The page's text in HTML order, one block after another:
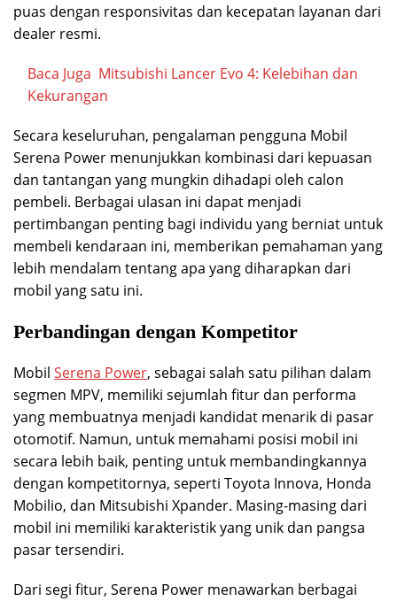
puas dengan responsivitas dan kecepatan layanan dari
dealer resmi.
Baca Juga Mitsubishi Lancer Evo 4: Kelebihan dan
Kekurangan
Secara keseluruhan, pengalaman pengguna Mobil
Serena Power menunjukkan kombinasi dari kepuasan
dan tantangan yang mungkin dihadapi oleh calon
pembeli. Berbagai ulasan ini dapat menjadi
pertimbangan penting bagi individu yang berniat untuk
membeli kendaraan ini, memberikan pemahaman yang
lebih mendalam tentang apa yang diharapkan dari
mobil yang satu ini.
Perbandingan dengan Kompetitor
Mobil Serena Power, sebagai salah satu pilihan dalam
segmen MPV, memiliki sejumlah fitur dan performa
yang membuatnya menjadi kandidat menarik di pasar
otomotif. Namun, untuk memahami posisi mobil ini
secara lebih baik, penting untuk membandingkannya
dengan kompetitornya, seperti Toyota Innova, Honda
Mobilio, dan Mitsubishi Xpander. Masing-masing dari
mobil ini memiliki karakteristik yang unik dan pangsa
pasar tersendiri.
Dari segi fitur, Serena Power menawarkan berbagai